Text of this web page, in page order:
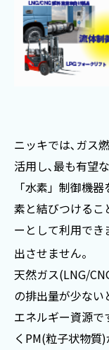
ニッキでは､ガス
活用し､最も有望
「水素」制御機
素と結びつけるこ
ーとして利用でき
出させません。
天然ガス(LNG/
の排出量が少ない
エネルギー資源で
くPM(粒子状物質